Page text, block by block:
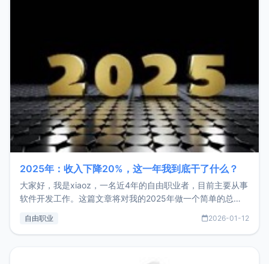
2025年：收入下降20%，这一年我到底干了什么？
大家好，我是xiaoz，一名近4年的自由职业者，目前主要从事
软件开发工作。这篇文章将对我的2025年做一个简单的总
收入下降20%，但却过得很充实，2026年不求突破，但求保
自由职业 2026-01-12